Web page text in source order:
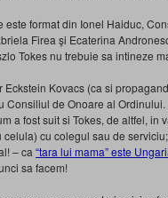
este format din Ionel Haiduc,
Firea şi Ecaterina
Tokes nu trebuie sa intineze
Eckstein Kovacs (ca si
Consiliul de Onoare al
a fost suit si Tokes, de altfel,
cu colegul sau de
– ca “tara lui mama” este
sa facem!